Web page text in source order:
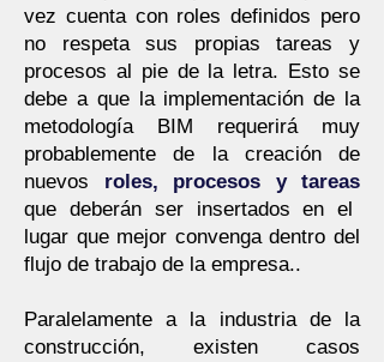
vez cuenta con roles definidos pero
no respeta sus propias tareas y
procesos al pie de la letra. Esto se
debe a que la implementación de la
metodología BIM requerirá muy
probablemente de la creación de
nuevos roles, procesos y tareas
que deberán ser insertados en el
lugar que mejor convenga dentro del
flujo de trabajo de la empresa..
Paralelamente a la industria de la
construcción, existen casos